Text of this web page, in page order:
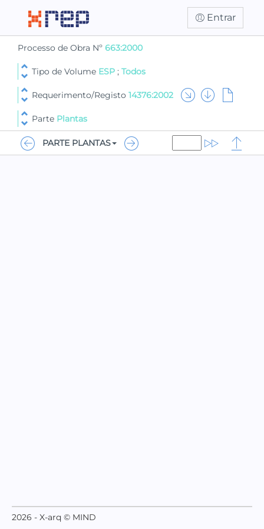
Entrar
Processo de Obra Nº 663:2000
Tipo de Volume ESP ; Todos
Requerimento/Registo 14376:2002
Parte Plantas
PARTE PLANTAS
2026 - X-arq © MIND